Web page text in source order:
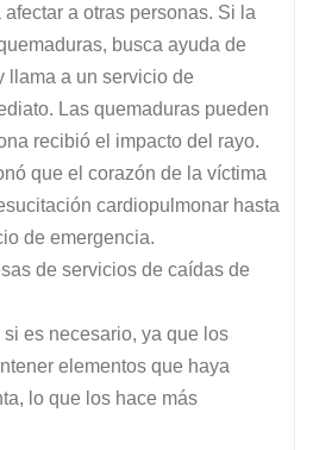
a otras personas. Si la
busca ayuda de
llama a un servicio de
Las quemaduras pueden
recibió el impacto del rayo.
que el corazón de la víctima
cardiopulmonar hasta
de emergencia.
de servicios de caídas de
es necesario, ya que los
elementos que haya
lo que los hace más